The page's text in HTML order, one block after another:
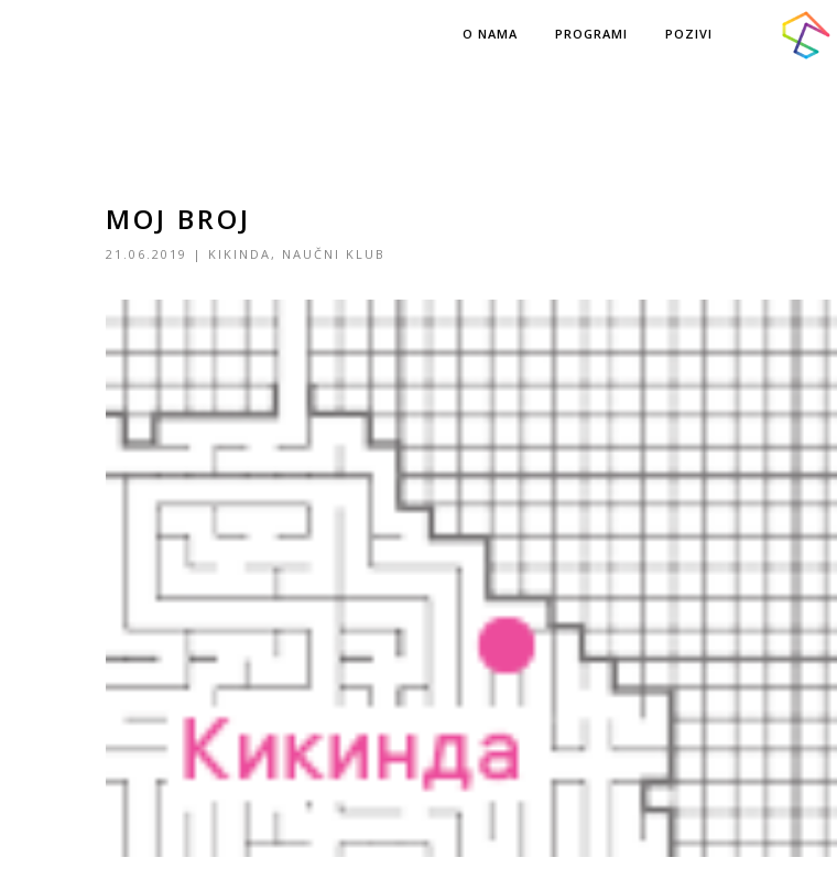
O NAMA PROGRAMI POZIVI
MOJ BROJ
21.06.2019 | KIKINDA, NAUČNI KLUB